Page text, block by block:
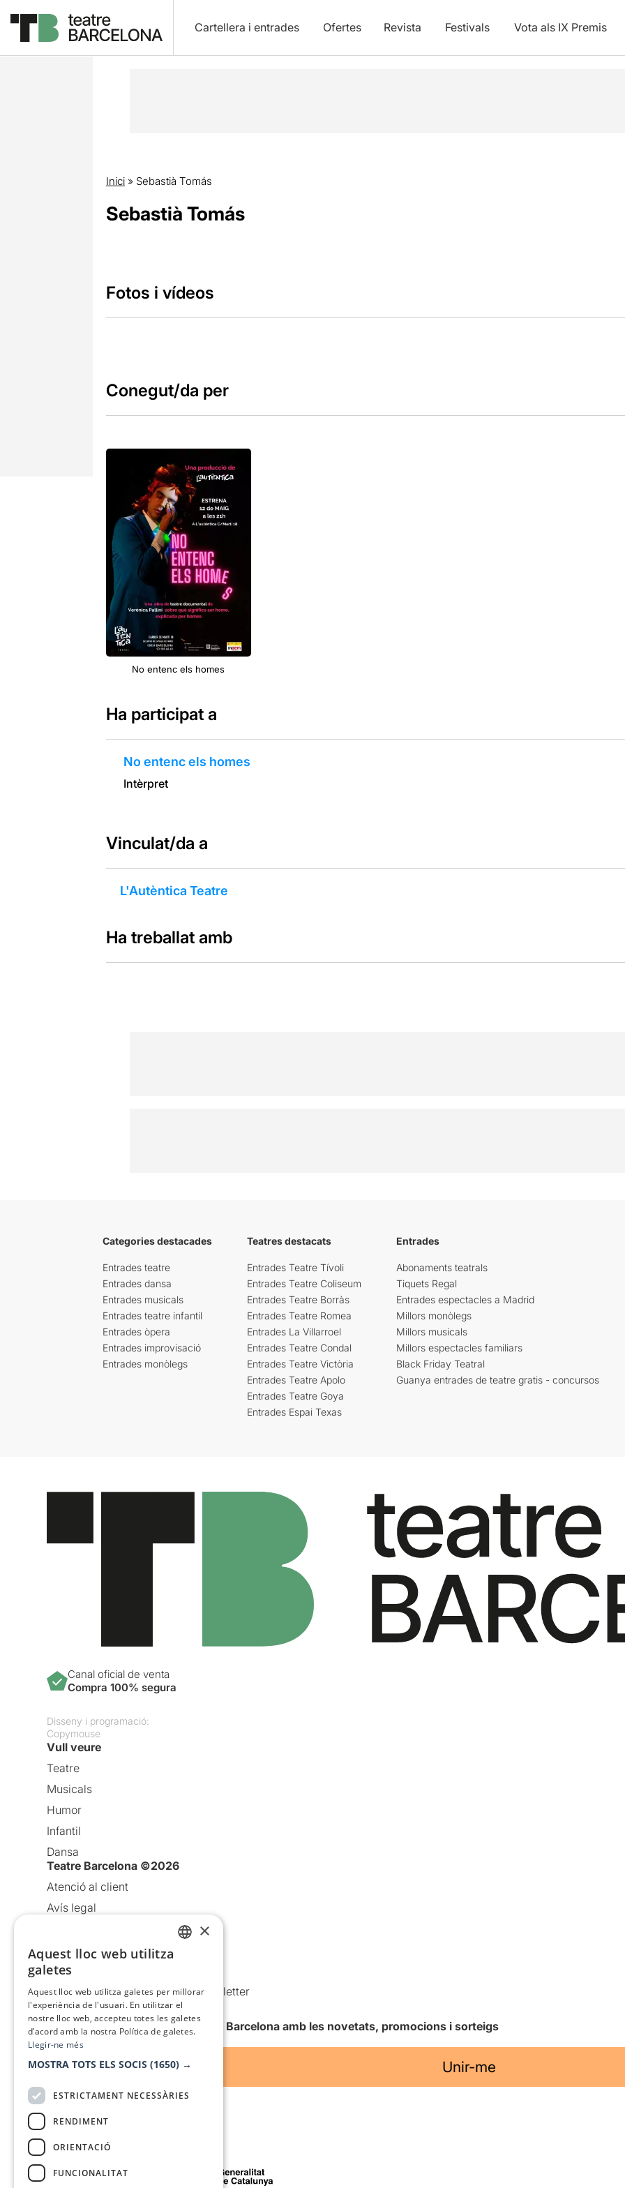
Cartellera i entrades Ofertes Revista Festivals Vota als IX Premis
Inici» Sebastià Tomás
Sebastià Tomás
Fotos i vídeos
Conegut/da per
No entenc els homes
Ha participat a
No entenc els homes
Intèrpret
Vinculat/da a
L'Autèntica Teatre
Ha treballat amb
Categories destacades
Entrades teatre
Entrades dansa
Entrades musicals
Entrades teatre infantil
Entrades òpera
Entrades improvisació
Entrades monòlegs
Teatres destacats
Entrades Teatre Tívoli
Entrades Teatre Coliseum
Entrades Teatre Borràs
Entrades Teatre Romea
Entrades La Villarroel
Entrades Teatre Condal
Entrades Teatre Victòria
Entrades Teatre Apolo
Entrades Teatre Goya
Entrades Espai Texas
Entrades
Abonaments teatrals
Tiquets Regal
Entrades espectacles a Madrid
Millors monòlegs
Millors musicals
Millors espectacles familiars
Black Friday Teatral
Guanya entrades de teatre gratis - concursos
Canal oficial de venta
Compra 100% segura
Disseny i programació:
Copymouse
Vull veure
Teatre
Musicals
Humor
Infantil
Dansa
Teatre Barcelona ©2026
Atenció al client
Avís legal
Política de cookies
Condicions d’ús
Comunicacions comercials i Newsletter
Anuncia’t
Vull rebre la newsletter de Teatre Barcelona amb les novetats, promocions i sorteigs
Unir-me
Amb el suport de
×
Aquest lloc web utilitza
galetes
Aquest lloc web utilitza galetes per millorar
l'experiència de l'usuari. En utilitzar el
nostre lloc web, accepteu totes les galetes
d’acord amb la nostra Política de galetes.
Llegir-ne més
MOSTRA TOTS ELS SOCIS (1650) →
ESTRICTAMENT NECESSÀRIES
RENDIMENT
ORIENTACIÓ
FUNCIONALITAT